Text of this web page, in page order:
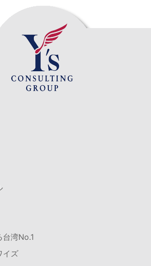
台湾No.1
イズ